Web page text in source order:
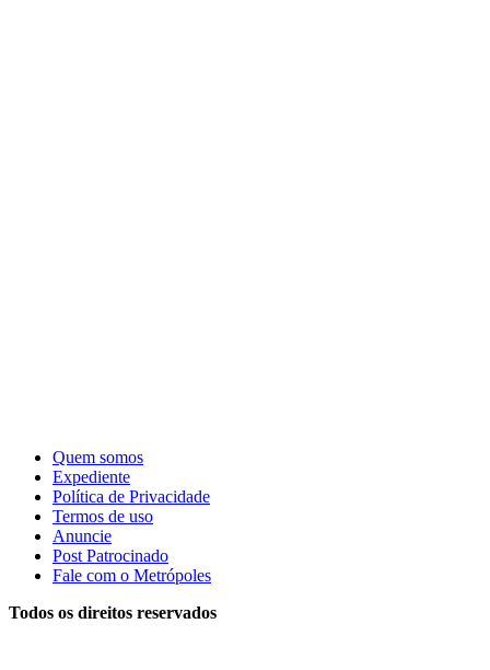
Quem somos
Expediente
Política de Privacidade
Termos de uso
Anuncie
Post Patrocinado
Fale com o Metrópoles
Todos os direitos reservados